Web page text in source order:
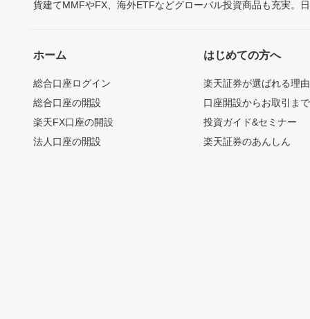
貨建てMMFやFX、海外ETFなどグローバル投資商品も充実。
ホーム
総合口座ログイン
総合口座の開設
楽天FX口座の開設
法人口座の開設
はじめての方へ
楽天証券が選ばれる理由
口座開設からお取引ま
投資ガイド&セミナー
楽天証券のあんしん